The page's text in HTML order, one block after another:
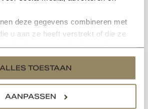
deze gegevens combineren met
u aan ze heeft verstrekt of die ze
ALLES TOESTAAN
AANPASSEN
Kempisch kozijn met buitendeur
14